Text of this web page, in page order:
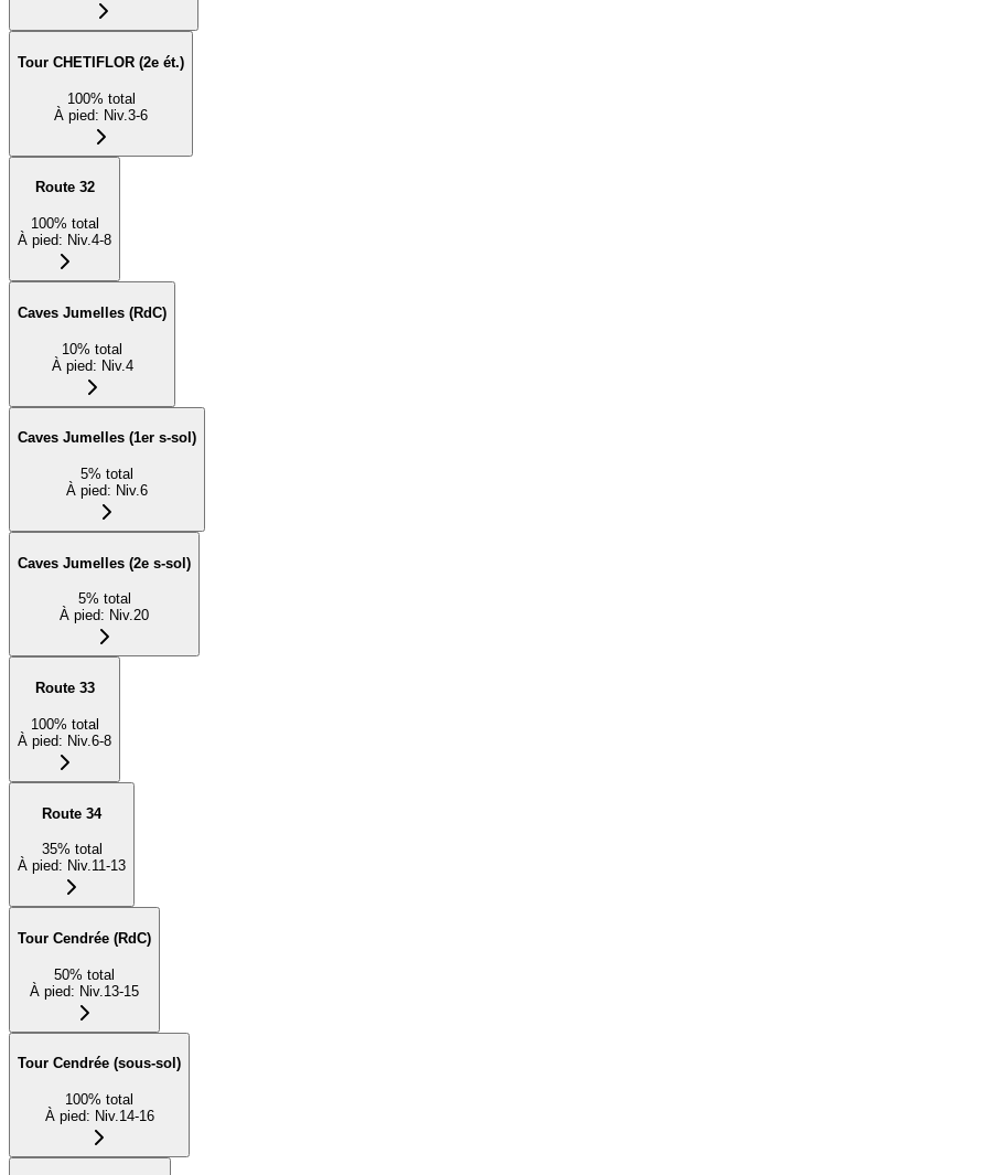
Tour CHETIFLOR (2e ét.)
100% total
À pied: Niv.3-6
Route 32
100% total
À pied: Niv.4-8
Caves Jumelles (RdC)
10% total
À pied: Niv.4
Caves Jumelles (1er s-sol)
5% total
À pied: Niv.6
Caves Jumelles (2e s-sol)
5% total
À pied: Niv.20
Route 33
100% total
À pied: Niv.6-8
Route 34
35% total
À pied: Niv.11-13
Tour Cendrée (RdC)
50% total
À pied: Niv.13-15
Tour Cendrée (sous-sol)
100% total
À pied: Niv.14-16